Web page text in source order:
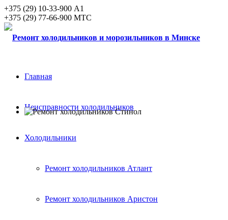
+375 (29) 10-33-900 А1
+375 (29) 77-66-900 MTC
Главная
Неисправности холодильников
Холодильники
Ремонт холодильников Атлант
Ремонт холодильников Аристон